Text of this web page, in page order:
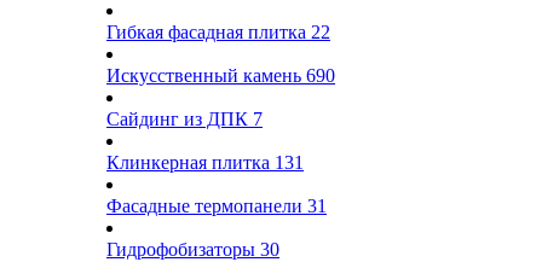
Гибкая фасадная плитка 22
Искусственный камень 690
Сайдинг из ДПК 7
Клинкерная плитка 131
Фасадные термопанели 31
Гидрофобизаторы 30